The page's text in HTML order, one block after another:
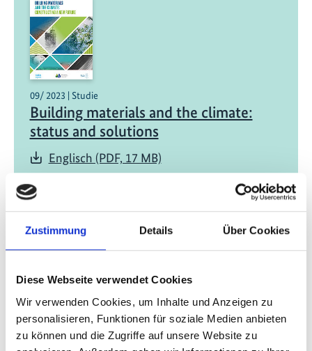
Zustimmung Details Über Cookies
Diese Webseite verwendet Cookies
Wir verwenden Cookies, um Inhalte und Anzeigen zu
personalisieren, Funktionen für soziale Medien anbieten
zu können und die Zugriffe auf unsere Website zu
09/ 2023 | Studie
Building materials and the climate:
status and solutions
Englisch (PDF, 17 MB)
Better Design for Cool Buildings: How
Improved Building Design Can Reduce
the Massive Need for Space Cooling in